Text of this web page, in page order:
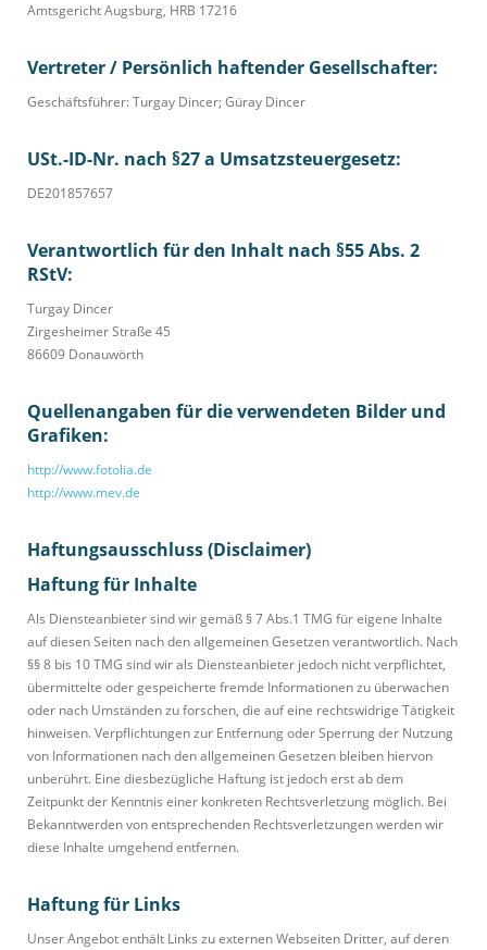
Amtsgericht Augsburg, HRB 17216
Vertreter / Persönlich haftender Gesellschafter:
Geschäftsführer: Turgay Dincer; Güray Dincer
USt.-ID-Nr. nach §27 a Umsatzsteuergesetz:
DE201857657
Verantwortlich für den Inhalt nach §55 Abs. 2
RStV:
Turgay Dincer
Zirgesheimer Straße 45
86609 Donauwörth
Quellenangaben für die verwendeten Bilder und
Grafiken:
http://www.fotolia.de
http://www.mev.de
Haftungsausschluss (Disclaimer)
Haftung für Inhalte
Als Diensteanbieter sind wir gemäß § 7 Abs.1 TMG für eigene Inhalte
auf diesen Seiten nach den allgemeinen Gesetzen verantwortlich. Nach
§§ 8 bis 10 TMG sind wir als Diensteanbieter jedoch nicht verpflichtet,
übermittelte oder gespeicherte fremde Informationen zu überwachen
oder nach Umständen zu forschen, die auf eine rechtswidrige Tätigkeit
hinweisen. Verpflichtungen zur Entfernung oder Sperrung der Nutzung
von Informationen nach den allgemeinen Gesetzen bleiben hiervon
unberührt. Eine diesbezügliche Haftung ist jedoch erst ab dem
Zeitpunkt der Kenntnis einer konkreten Rechtsverletzung möglich. Bei
Bekanntwerden von entsprechenden Rechtsverletzungen werden wir
diese Inhalte umgehend entfernen.
Haftung für Links
Unser Angebot enthält Links zu externen Webseiten Dritter, auf deren